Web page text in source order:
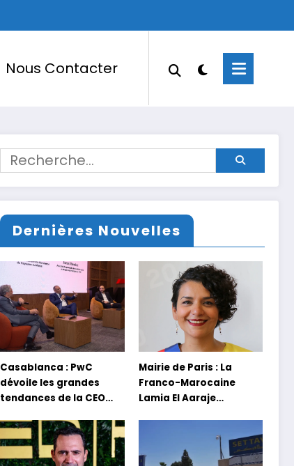
Nous Contacter
Dernières Nouvelles
Casablanca : PwC
dévoile les grandes
tendances de la CEO
Mairie de Paris : La
Franco-Marocaine
Lamia El Aaraje